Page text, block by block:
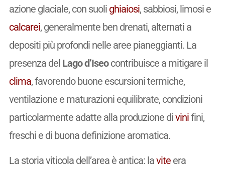
azione glaciale, con suoli ghiaiosi, sabbiosi, limosi e
calcarei, generalmente ben drenati, alternati a
depositi più profondi nelle aree pianeggianti. La
presenza del Lago d’Iseocontribuisce a mitigare il
clima, favorendo buone escursioni termiche,
ventilazione e maturazioni equilibrate, condizioni
particolarmente adatte alla produzione divinifini,
freschi e di buona definizione aromatica.
La storia viticola dell’area è antica: laviteera